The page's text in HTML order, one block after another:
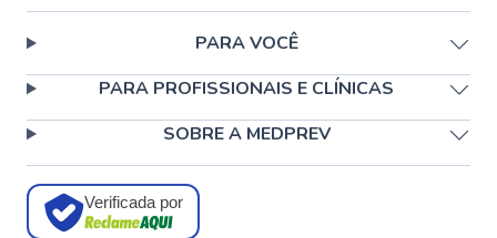
PARA VOCÊ
PARA PROFISSIONAIS E CLÍNICAS
SOBRE A MEDPREV
Verificada por